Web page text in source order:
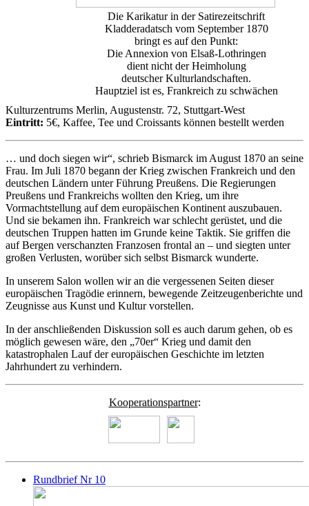
Die Karikatur in der Satirezeitschrift
Kladderadatsch vom September 1870
bringt es auf den Punkt:
Die Annexion von Elsaß-Lothringen
dient nicht der Heimholung
deutscher Kulturlandschaften.
Hauptziel ist es, Frankreich zu schwächen
Kulturzentrums Merlin, Augustenstr. 72, Stuttgart-West
Eintritt: 5€, Kaffee, Tee und Croissants können bestellt werden
… und doch siegen wir“, schrieb Bismarck im August 1870 an seine
Frau. Im Juli 1870 begann der Krieg zwischen Frankreich und den
deutschen Ländern unter Führung Preußens. Die Regierungen
Preußens und Frankreichs wollten den Krieg, um ihre
Vormachtstellung auf dem europäischen Kontinent auszubauen.
Und sie bekamen ihn. Frankreich war schlecht gerüstet, und die
deutschen Truppen hatten im Grunde keine Taktik. Sie griffen die
auf Bergen verschanzten Franzosen frontal an – und siegten unter
großen Verlusten, worüber sich selbst Bismarck wunderte.
In unserem Salon wollen wir an die vergessenen Seiten dieser
europäischen Tragödie erinnern, bewegende Zeitzeugenberichte und
Zeugnisse aus Kunst und Kultur vorstellen.
In der anschließenden Diskussion soll es auch darum gehen, ob es
möglich gewesen wäre, den „70er“ Krieg und damit den
katastrophalen Lauf der europäischen Geschichte im letzten
Jahrhundert zu verhindern.
Kooperationspartner:
Rundbrief Nr 10